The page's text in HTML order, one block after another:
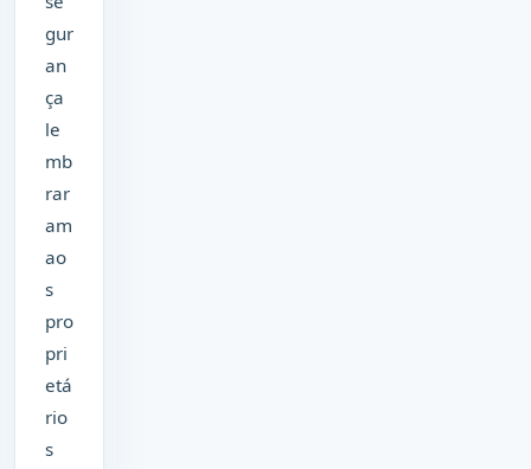
gur
an
ça
le
mb
rar
am
ao
s
pro
pri
etá
rio
s